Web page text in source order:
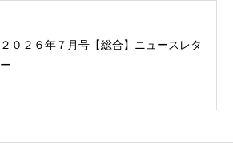
２０２６年７月号【総合】ニュースレタ
ー